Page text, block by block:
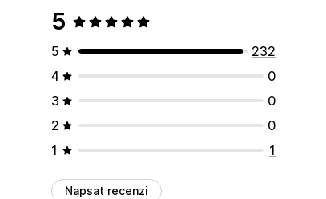
5
5
232
4
0
3
0
2
0
1
1
Napsat recenzi